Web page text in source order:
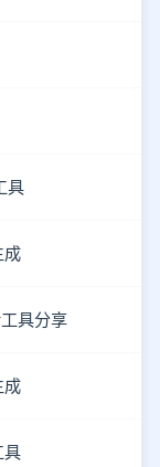
具
成
具分享
成
具